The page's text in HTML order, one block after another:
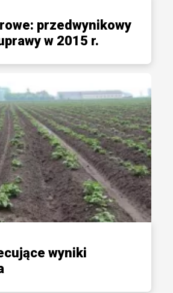
przedwynikowy
w 2015 r.
wyniki